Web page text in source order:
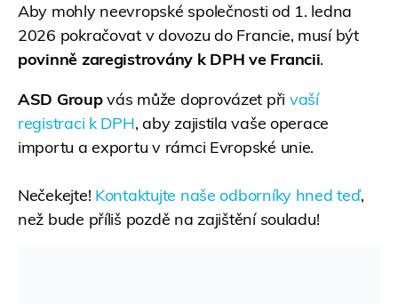
Aby mohly neevropské společnosti od 1. ledna
2026 pokračovat v dovozu do Francie, musí být
povinně zaregistrovány k DPH ve Francii.
ASD Groupvás může doprovázet při vaší
registraci k DPH, aby zajistila vaše operace
importu a exportu v rámci Evropské unie.
Nečekejte! Kontaktujte naše odborníky hned teď,
než bude příliš pozdě na zajištění souladu!